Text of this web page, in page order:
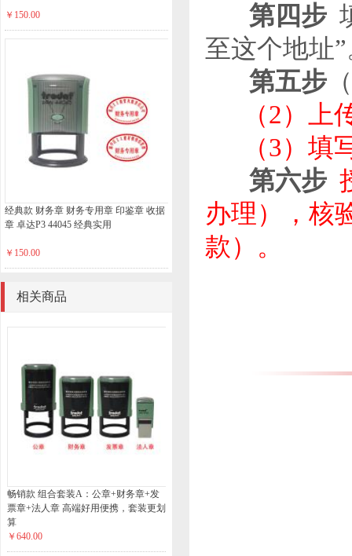
￥150.00
经典款 财务章 财务专用章 印鉴章 收据
章 卓达P3 44045 经典实用
￥150.00
相关商品
畅销款 组合套装A：公章+财务章+发
票章+法人章 高端好用便携，套装更划
算
￥640.00
第四步
至这个地址
第五步
（2）
（3）
第六步
办理），核
款）。